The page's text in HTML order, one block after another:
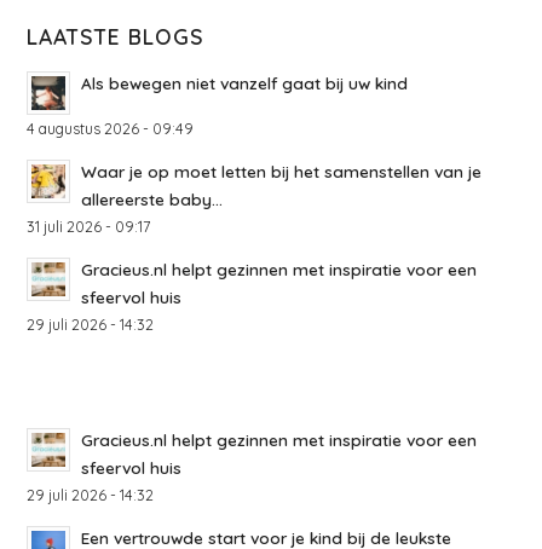
LAATSTE BLOGS
Als bewegen niet vanzelf gaat bij uw kind
4 augustus 2026 - 09:49
Waar je op moet letten bij het samenstellen van je
allereerste baby...
31 juli 2026 - 09:17
Gracieus.nl helpt gezinnen met inspiratie voor een
sfeervol huis
29 juli 2026 - 14:32
Gracieus.nl helpt gezinnen met inspiratie voor een
sfeervol huis
29 juli 2026 - 14:32
Een vertrouwde start voor je kind bij de leukste